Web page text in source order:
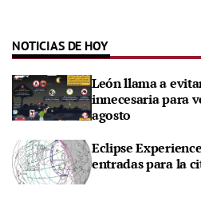
NOTICIAS DE HOY
León llama a
innecesaria para
agosto
Eclipse
entradas para la